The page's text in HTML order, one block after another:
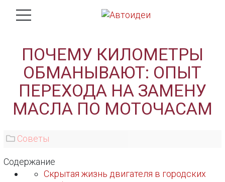
ПОЧЕМУ КИЛОМЕТРЫ
ОБМАНЫВАЮТ: ОПЫТ
ПЕРЕХОДА НА ЗАМЕНУ
МАСЛА ПО МОТОЧАСАМ
Советы
Содержание
Скрытая жизнь двигателя в городских